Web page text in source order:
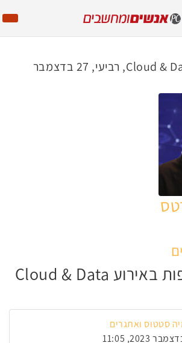
אירוע Cloud & Data Access, רביעי, 27 בדצמבר
הרצאות נוספות באירוע Cloud & Data
סטטוס ואתגרים